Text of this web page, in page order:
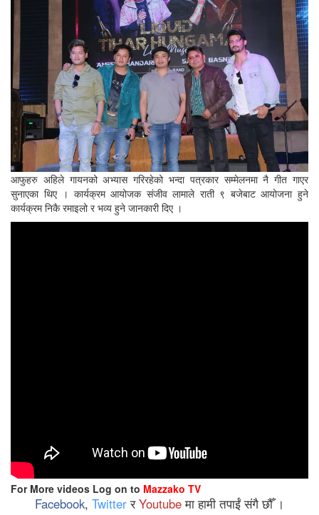
आफुहरु अहिले गायनको अभ्यास गरिरहेको भन्दा पत्रकार सम्मेलनमा नै गीत गाएर
सुनाएका थिए । कार्यक्रम आयोजक संजीव लामाले राती ९ बजेबाट आयोजना हुने
कार्यक्रम निकै रमाइलो र भव्य हुने जानकारी दिए ।
For More videos Log on to Mazzako TV
Facebook, TwitterरYoutubeमा हामी तपाईं संगै छौँ ।